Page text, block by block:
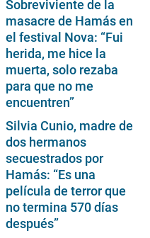
Sobreviviente de la
masacre de Hamás en
el festival Nova: “Fui
herida, me hice la
muerta, solo rezaba
para que no me
encuentren”
Silvia Cunio, madre de
dos hermanos
secuestrados por
Hamás: “Es una
película de terror que
no termina 570 días
después”